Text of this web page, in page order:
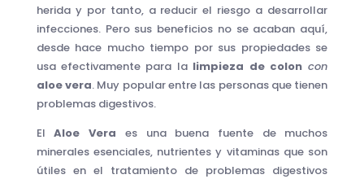
herida y por tanto, a reducir el riesgo a desarrollar
infecciones. Pero sus beneficios no se acaban aquí,
desde hace mucho tiempo por sus propiedades se
usa efectivamente para la limpieza de coloncon
aloe vera. Muy popular entre las personas que tienen
problemas digestivos.
ElAloe Vera es una buena fuente de muchos
minerales esenciales, nutrientes y vitaminas que son
útiles en el tratamiento de problemas digestivos